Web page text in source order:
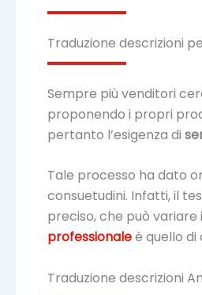
Traduzione descrizioni
Sempre più venditori
proponendo i propri
pertanto l’esigenza di
Tale processo ha dato
consuetudini. Infatti, il
preciso, che può
professionaleè quello
Traduzione descrizioni